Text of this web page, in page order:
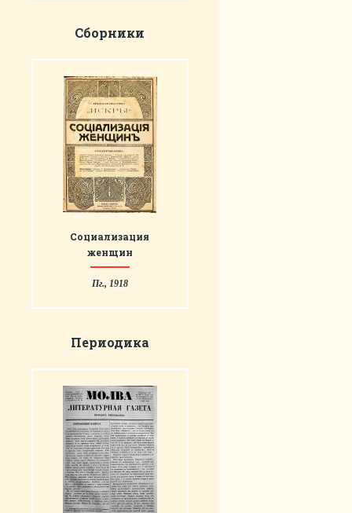
Сборники
Социализация
женщин
Пг., 1918
Периодика